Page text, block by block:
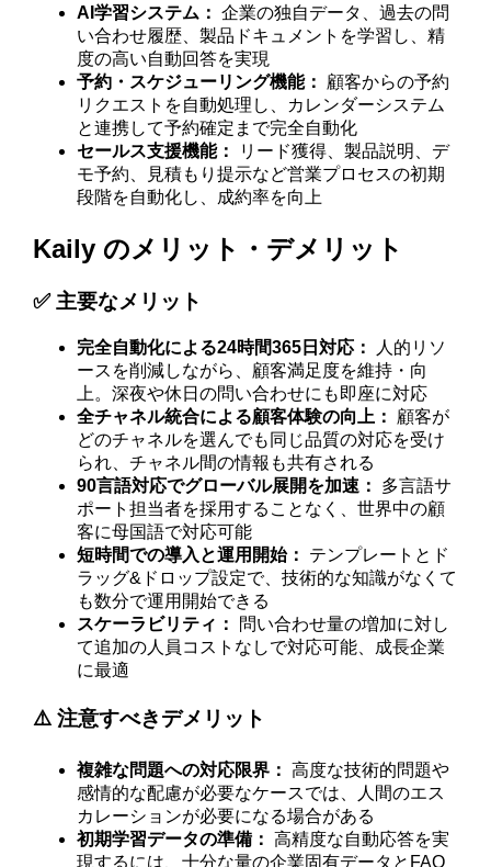
AI学習システム： 企業の独自データ、過去の問
い合わせ履歴、製品ドキュメントを学習し、精
度の高い自動回答を実現
予約・スケジューリング機能：
顧客からの予約
リクエストを自動処理し、カレンダーシステム
と連携して予約確定まで完全自動化
セールス支援機能：
リード獲得、製品説明、デ
モ予約、見積もり提示など営業プロセスの初期
段階を自動化し、成約率を向上
Kaily のメリット・デメリット
✅ 主要なメリット
完全自動化による24時間365日対応：
人的リソ
ースを削減しながら、顧客満足度を維持・向
上。深夜や休日の問い合わせにも即座に対応
全チャネル統合による顧客体験の向上：
顧客が
どのチャネルを選んでも同じ品質の対応を受け
られ、チャネル間の情報も共有される
90言語対応でグローバル展開を加速：
多言語サ
ポート担当者を採用することなく、世界中の顧
客に母国語で対応可能
短時間での導入と運用開始：
テンプレートとド
ラッグ&ドロップ設定で、技術的な知識がなくて
も数分で運用開始できる
スケーラビリティ：
問い合わせ量の増加に対し
て追加の人員コストなしで対応可能、成長企業
に最適
⚠️ 注意すべきデメリット
複雑な問題への対応限界： 高度な技術的問題や
感情的な配慮が必要なケースでは、人間のエス
カレーションが必要になる場合がある
初期学習データの準備： 高精度な自動応答を実
現するには、十分な量の企業固有データとFAQ